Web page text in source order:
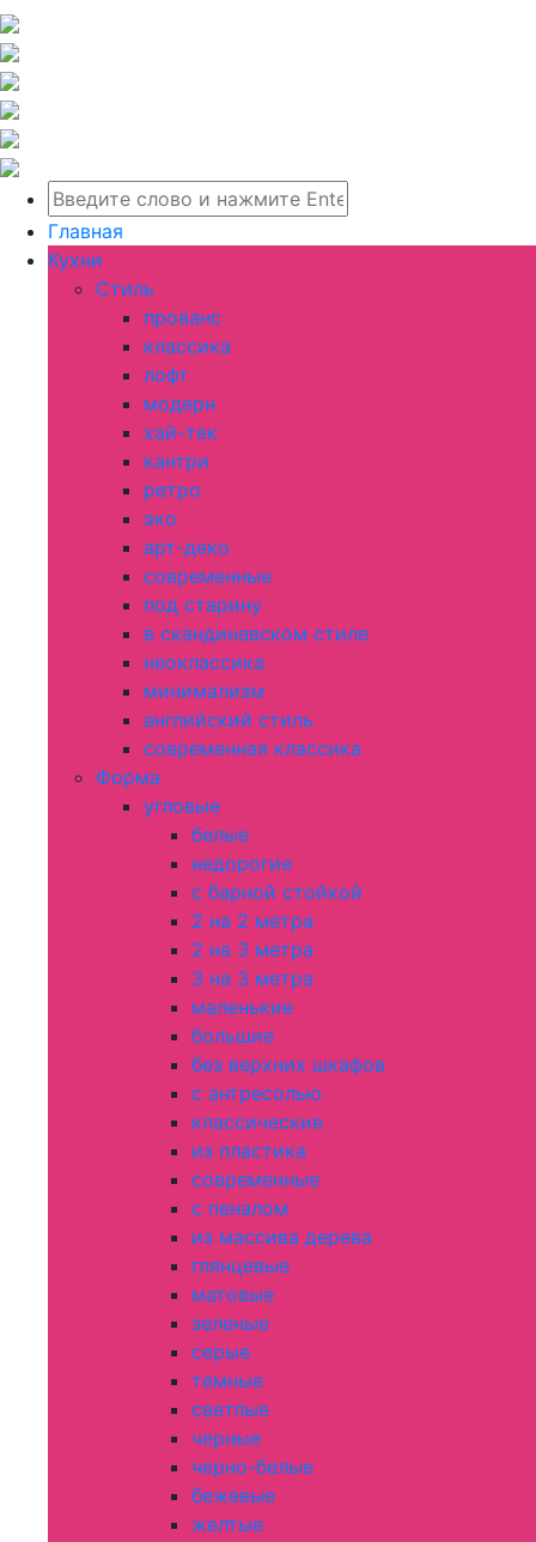
Главная
Кухни
Стиль
прованс
классика
лофт
модерн
хай-тек
кантри
ретро
эко
арт-деко
современные
под старину
в скандинавском стиле
неоклассика
минимализм
английский стиль
современная классика
Форма
угловые
белые
недорогие
с барной стойкой
2 на 2 метра
2 на 3 метра
3 на 3 метра
маленькие
большие
без верхних шкафов
с антресолью
классические
из пластика
современные
с пеналом
из массива дерева
глянцевые
матовые
зеленые
серые
темные
светлые
черные
черно-белые
бежевые
желтые